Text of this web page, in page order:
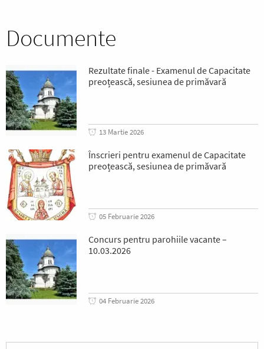
Documente
Rezultate finale - Examenul de Capacitate
preoțească, sesiunea de primăvară
13 Martie 2026
Înscrieri pentru examenul de Capacitate
preoțească, sesiunea de primăvară
05 Februarie 2026
Concurs pentru parohiile vacante –
10.03.2026
04 Februarie 2026